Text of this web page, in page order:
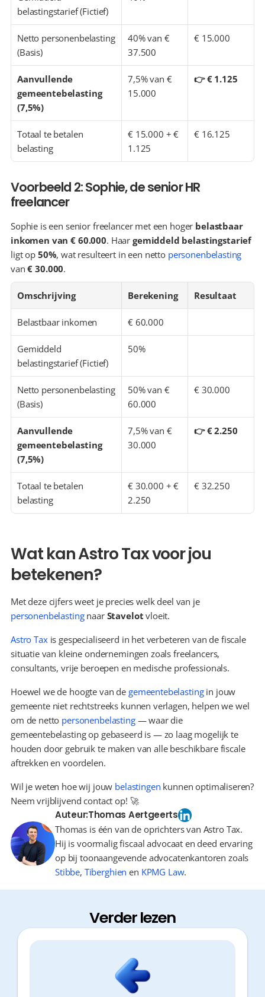
belastingstarief (Fictief)
Netto personenbelasting
(Basis)
40% van €
37.500
€ 15.000
Aanvullende
gemeentebelasting
(7,5%)
7,5% van €
15.000
👉 € 1.125
Totaal te betalen
belasting
€ 15.000 + €
1.125
€ 16.125
Voorbeeld 2: Sophie, de senior HR
freelancer
Sophie is een senior freelancer met een hoger belastbaar
inkomen van € 60.000. Haar gemiddeld belastingstarief
ligt op 50%, wat resulteert in een netto personenbelasting
van € 30.000.
Omschrijving Berekening Resultaat
Belastbaar inkomen € 60.000
Gemiddeld
belastingstarief (Fictief)
50%
Netto personenbelasting
(Basis)
50% van €
60.000
€ 30.000
Aanvullende
gemeentebelasting
(7,5%)
7,5% van €
30.000
👉 € 2.250
Totaal te betalen
belasting
€ 30.000 + €
2.250
€ 32.250
Wat kan Astro Tax voor jou
betekenen?
Met deze cijfers weet je precies welk deel van je
personenbelasting naar Stavelot vloeit.
Astro Tax is gespecialiseerd in het verbeteren van de fiscale
situatie van kleine ondernemingen zoals freelancers,
consultants, vrije beroepen en medische professionals.
Hoewel we de hoogte van de gemeentebelasting in jouw
gemeente niet rechtstreeks kunnen verlagen, helpen we wel
om de netto personenbelasting — waar die
gemeentebelasting op gebaseerd is — zo laag mogelijk te
houden door gebruik te maken van alle beschikbare fiscale
aftrekken en voordelen.
Wil je weten hoe wij jouw belastingen kunnen optimaliseren?
Neem vrijblijvend contact op! 🚀
Auteur:Thomas Aertgeerts
Thomas is één van de oprichters van Astro Tax.
Hij is voormalig fiscaal advocaat en deed ervaring
op bij toonaangevende advocatenkantoren zoals
Stibbe, Tiberghien en KPMG Law.
Verder lezen